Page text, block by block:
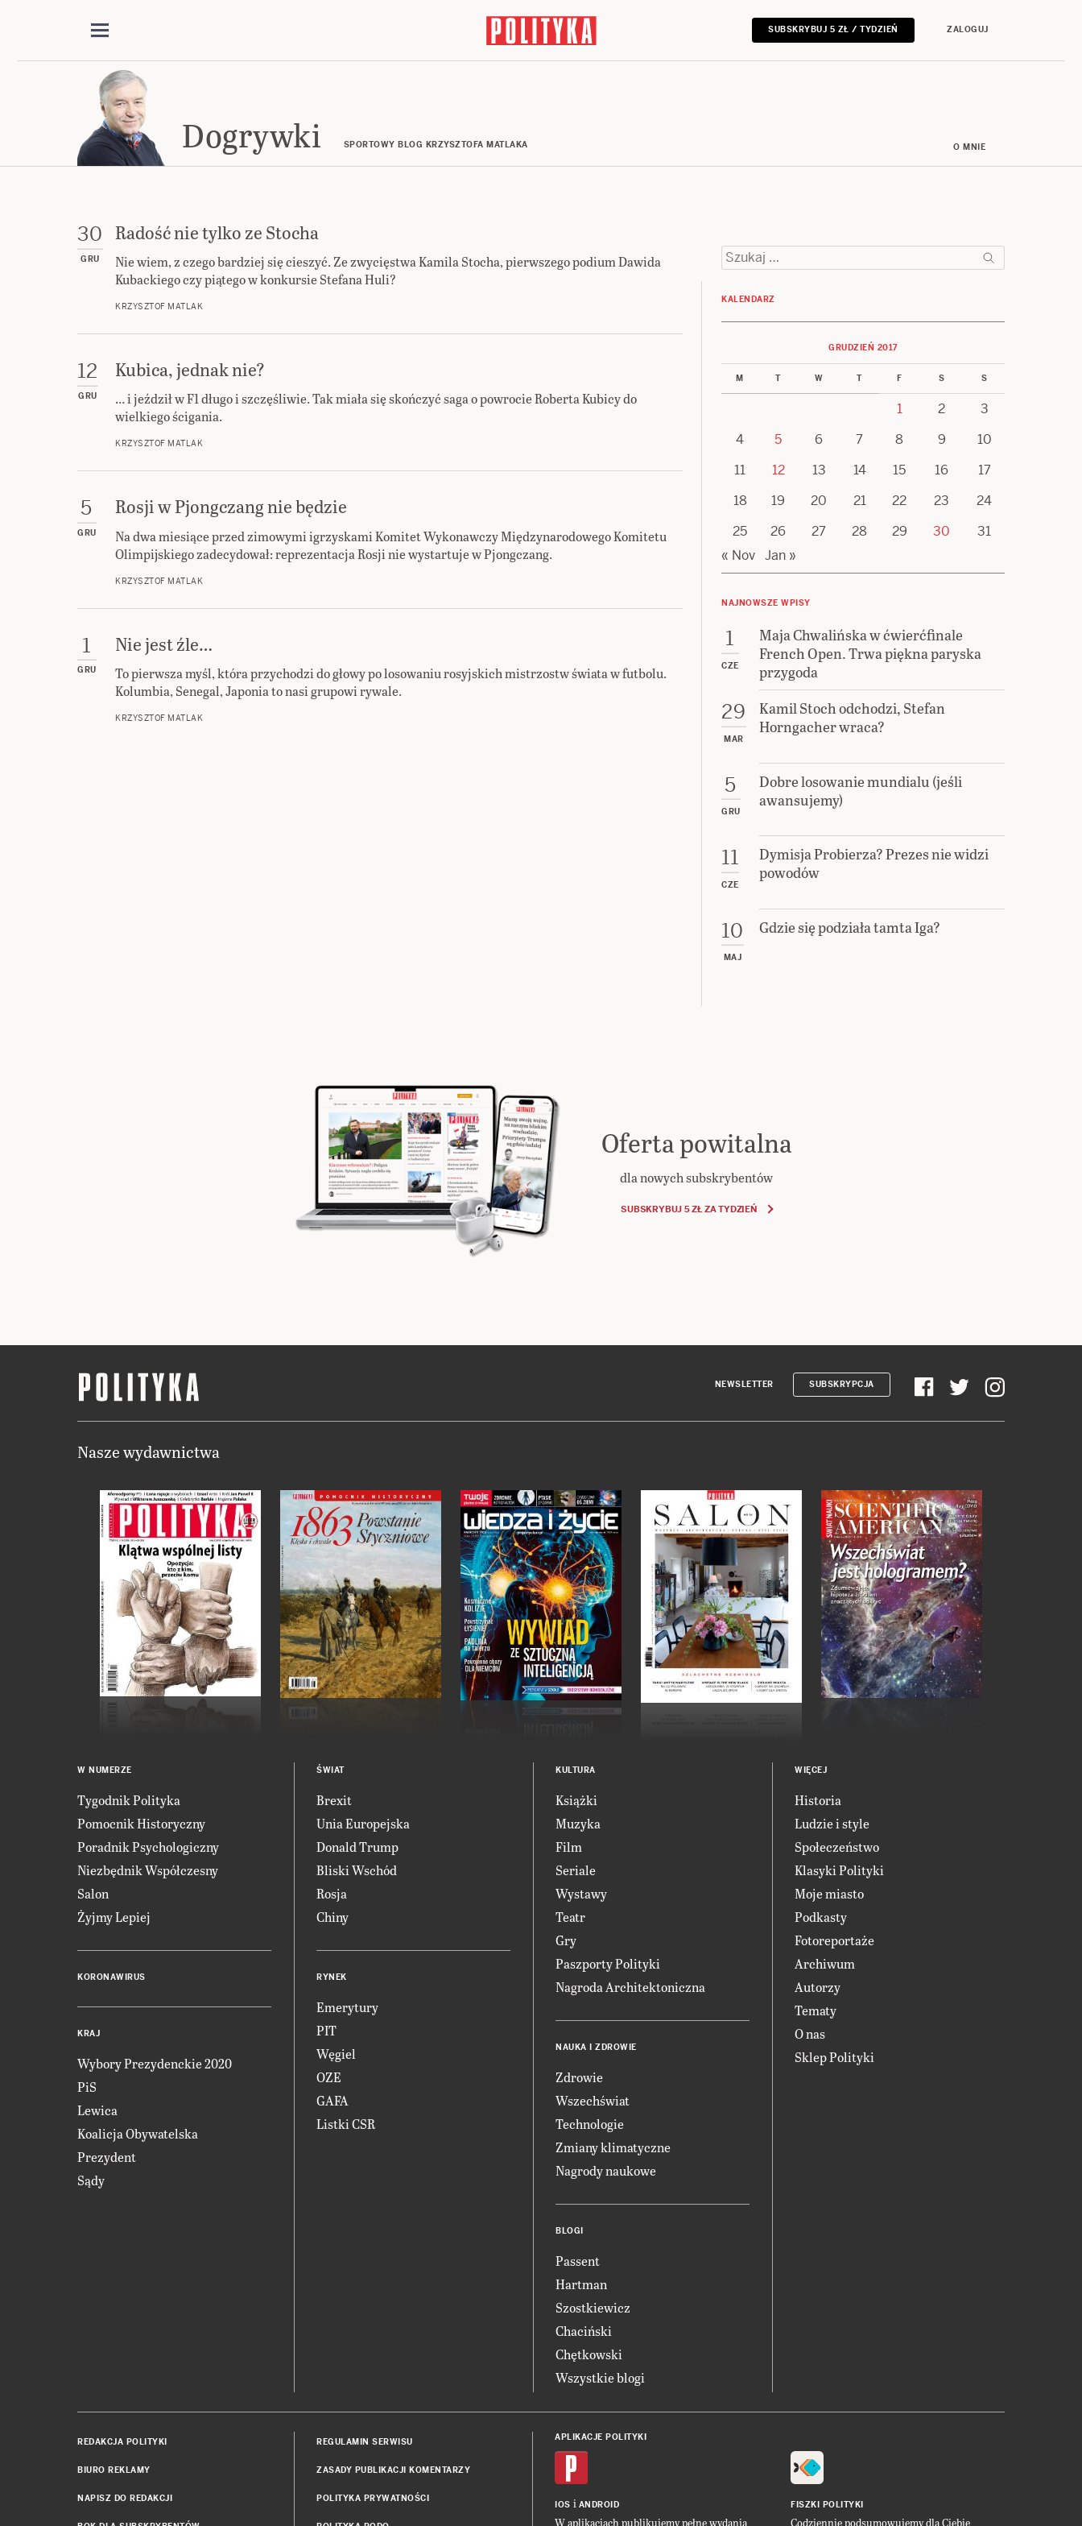
SUBSKRYBUJ 5 ZŁ / TYDZIEŃ ZALOGUJ
Dogrywki SPORTOWY BLOG KRZYSZTOFA MATLAKA O MNIE
30
GRU
Radość nie tylko ze Stocha
Nie wiem, z czego bardziej się cieszyć. Ze zwycięstwa Kamila Stocha, pierwszego podium Dawida
Kubackiego czy piątego w konkursie Stefana Huli?
KRZYSZTOF MATLAK
12
GRU
Kubica, jednak nie?
… i jeździł w F1 długo i szczęśliwie. Tak miała się skończyć saga o powrocie Roberta Kubicy do
wielkiego ścigania.
KRZYSZTOF MATLAK
5
GRU
Rosji w Pjongczang nie będzie
Na dwa miesiące przed zimowymi igrzyskami Komitet Wykonawczy Międzynarodowego Komitetu
Olimpijskiego zadecydował: reprezentacja Rosji nie wystartuje w Pjongczang.
KRZYSZTOF MATLAK
1
GRU
Nie jest źle…
To pierwsza myśl, która przychodzi do głowy po losowaniu rosyjskich mistrzostw świata w futbolu.
Kolumbia, Senegal, Japonia to nasi grupowi rywale.
KRZYSZTOF MATLAK
Szukaj:
KALENDARZ
GRUDZIEŃ 2017
M T W T F S S
1 2
3
4
5 6 7 8 9
10
11
12 13 14 15 16
17
18
19 20 21 22 23
24
25
26 27 28 29 30
31
« Nov Jan »
NAJNOWSZE WPISY
1
CZE
Maja Chwalińska w ćwierćfinale
French Open. Trwa piękna paryska
przygoda
29
MAR
Kamil Stoch odchodzi, Stefan
Horngacher wraca?
5
GRU
Dobre losowanie mundialu (jeśli
awansujemy)
11
CZE
Dymisja Probierza? Prezes nie widzi
powodów
10
MAJ
Gdzie się podziała tamta Iga?
Oferta powitalna
dla nowych subskrybentów
SUBSKRYBUJ 5 ZŁ ZA TYDZIEŃ
NEWSLETTER SUBSKRYPCJA
Nasze wydawnictwa
W NUMERZE
Tygodnik Polityka
Pomocnik Historyczny
Poradnik Psychologiczny
Niezbędnik Współczesny
Salon
Żyjmy Lepiej
KORONAWIRUS
KRAJ
Wybory Prezydenckie 2020
PiS
Lewica
Koalicja Obywatelska
Prezydent
Sądy
ŚWIAT
Brexit
Unia Europejska
Donald Trump
Bliski Wschód
Rosja
Chiny
RYNEK
Emerytury
PIT
Węgiel
OZE
GAFA
Listki CSR
KULTURA
Książki
Muzyka
Film
Seriale
Wystawy
Teatr
Gry
Paszporty Polityki
Nagroda Architektoniczna
NAUKA I ZDROWIE
Zdrowie
Wszechświat
Technologie
Zmiany klimatyczne
Nagrody naukowe
BLOGI
Passent
Hartman
Szostkiewicz
Chaciński
Chętkowski
Wszystkie blogi
WIĘCEJ
Historia
Ludzie i style
Społeczeństwo
Klasyki Polityki
Moje miasto
Podkasty
Fotoreportaże
Archiwum
Autorzy
Tematy
O nas
Sklep Polityki
REDAKCJA POLITYKI
BIURO REKLAMY
NAPISZ DO REDAKCJI
REGULAMIN SERWISU
ZASADY PUBLIKACJI KOMENTARZY
POLITYKA PRYWATNOŚCI
APLIKACJE POLITYKI
IOS i ANDROID FISZKI POLITYKI